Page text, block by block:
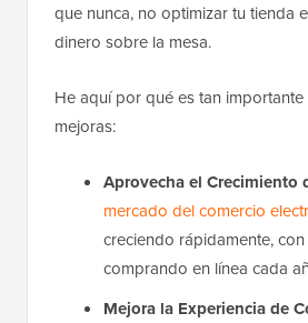
que nunca, no optimizar tu tienda
dinero sobre la mesa.
He aquí por qué es tan importante
mejoras:
Aprovecha el Crecimiento
mercado del comercio
creciendo rápidamente,
comprando en línea cada
Mejora la Experiencia de